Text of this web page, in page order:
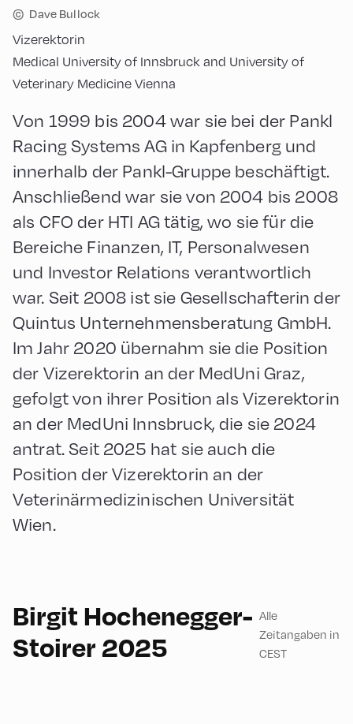
© Dave Bullock
Vizerektorin
Medical University of Innsbruck and University of
Veterinary Medicine Vienna
Von 1999 bis 2004 war sie bei der Pankl
Racing Systems AG in Kapfenberg und
innerhalb der Pankl-Gruppe beschäftigt.
Anschließend war sie von 2004 bis 2008
als CFO der HTI AG tätig, wo sie für die
Bereiche Finanzen, IT, Personalwesen
und Investor Relations verantwortlich
war. Seit 2008 ist sie Gesellschafterin der
Quintus Unternehmensberatung GmbH.
Im Jahr 2020 übernahm sie die Position
der Vizerektorin an der MedUni Graz,
gefolgt von ihrer Position als Vizerektorin
an der MedUni Innsbruck, die sie 2024
antrat. Seit 2025 hat sie auch die
Position der Vizerektorin an der
Veterinärmedizinischen Universität
Wien.
Birgit Hochenegger-
Stoirer 2025
Alle
Zeitangaben in
CEST